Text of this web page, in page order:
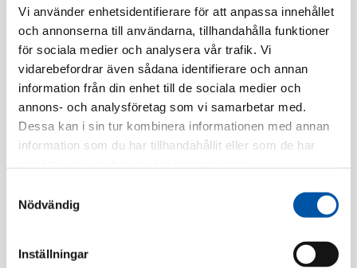
Vi använder enhetsidentifierare för att anpassa innehållet
och annonserna till användarna, tillhandahålla funktioner
för sociala medier och analysera vår trafik. Vi
vidarebefordrar även sådana identifierare och annan
information från din enhet till de sociala medier och
annons- och analysföretag som vi samarbetar med.
Dessa kan i sin tur kombinera informationen med annan
information som du har tillhandahållit eller som de har
Nödvändig
Inställningar
Multifix, dosskruv för apparatdosa 55mm
Artnr:
1420299
EAN-kod:
3606481456205
IMT80316
Finns i lager
Beskrivning